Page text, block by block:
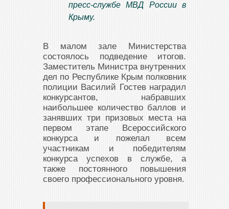
пресс-службе МВД России в
Крыму.
В малом зале Министерства
состоялось подведение итогов.
Заместитель Министра внутренних
дел по Республике Крым полковник
полиции Василий Гостев наградил
конкурсантов, набравших
наибольшее количество баллов и
занявших три призовых места на
первом этапе Всероссийского
конкурса и пожелал всем
участникам и победителям
конкурса успехов в службе, а
также постоянного повышения
своего профессионального уровня.